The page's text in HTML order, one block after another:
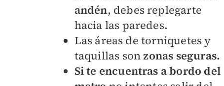
andén, debes replegarte
hacia las paredes.
Las áreas de torniquetes y
taquillas sonzonas seguras.
Si te encuentras a bordo del